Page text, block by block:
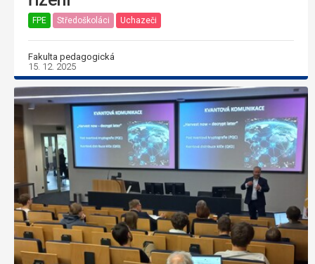
FPE Středoškoláci Uchazeči
Fakulta pedagogická
15. 12. 2025